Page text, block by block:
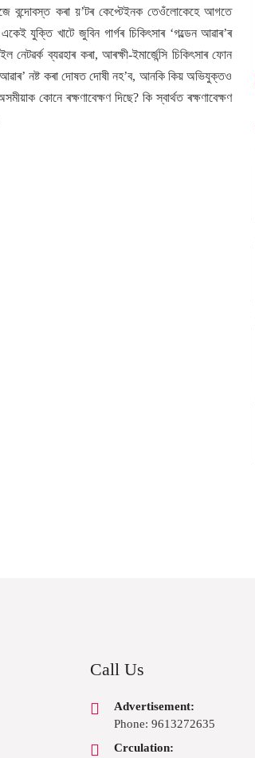
বন্দোবস্ত কৰা য়’টৰ কেপ্টেইনক তেওঁলোকেহে আগতে
যুক্তি খাটে জুবিন গাৰ্গৰ চিকিৎসাৰ ‘গল্ডেন আৱাৰ’ৰ
ব্যৱহাৰ কৰা, আৰক্ষী-ইমাৰ্জেন্সি চিকিৎসাৰ ফোন
আৱাৰ’ নষ্ট কৰা দোষত দোষী নহ’ব, আনকি কিয় অভিযুক্তও
কোনে ৰক্ষণাবেক্ষণ দিছে? কি স্বাৰ্থত ৰক্ষণাবেক্ষণ
Call Us
Advertisement:
Phone: 9613272635
Crculation: